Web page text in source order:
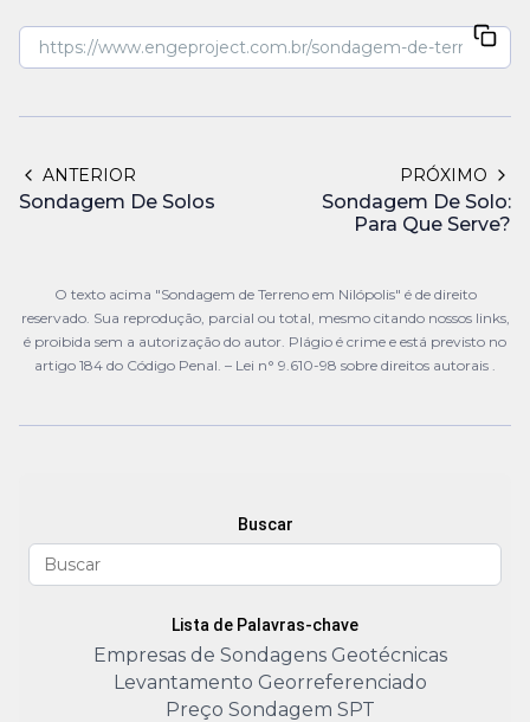
ANTERIOR
Sondagem De Solos
PRÓXIMO
Sondagem De Solo:
Para Que Serve?
O texto acima "Sondagem de Terreno em Nilópolis" é de direito
reservado. Sua reprodução, parcial ou total, mesmo citando nossos links,
é proibida sem a autorização do autor. Plágio é crime e está previsto no
artigo 184 do Código Penal. – Lei n° 9.610-98 sobre direitos autorais .
Buscar
Lista de Palavras-chave
Empresas de Sondagens Geotécnicas
Levantamento Georreferenciado
Preço Sondagem SPT